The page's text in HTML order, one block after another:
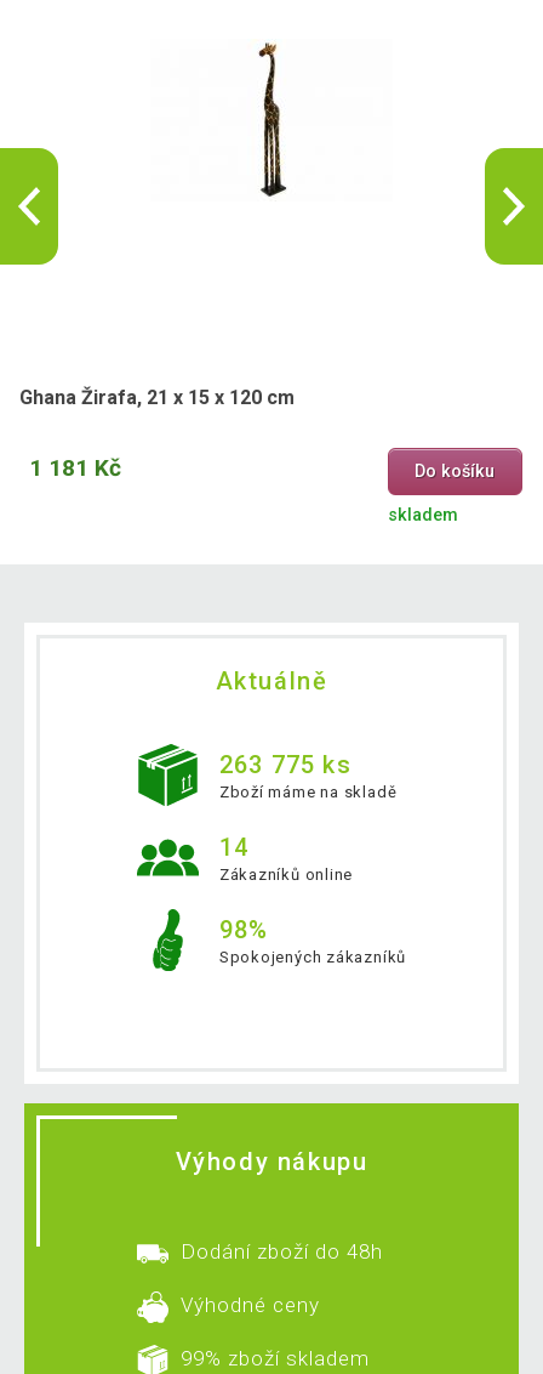
Ghana Žirafa, 21 x 15 x 120 cm
1 181 Kč Do košíku
skladem
Aktuálně
263 775 ks
Zboží máme na skladě
14
Zákazníků online
98%
Spokojených zákazníků
Výhody nákupu
Dodání zboží do 48h
Výhodné ceny
99% zboží skladem